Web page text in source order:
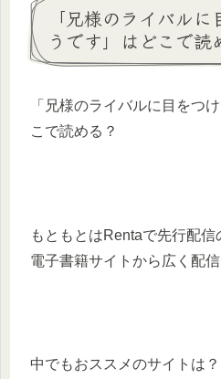
「兄様のライバル
うです」はどこで読
「兄様のライバルに目をつ
こで読める？
もともとはRentaで先行配
電子書籍サイトから広く配信
中でもおススメのサイトは？